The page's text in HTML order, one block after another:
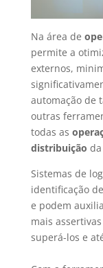
Na área de
permite a
externos,
automação de
outras
todas as
distribuição
Sistemas de
identificação
e podem
mais
superá-los e